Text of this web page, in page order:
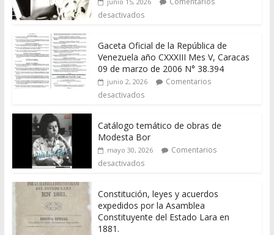
desactivados
Gaceta Oficial de la República de
Venezuela año CXXXIII Mes V, Caracas
09 de marzo de 2006 N° 38.394
junio 2, 2026
Comentarios
desactivados
Catálogo temático de obras de
Modesta Bor
mayo 30, 2026
Comentarios
desactivados
Constitución, leyes y acuerdos
expedidos por la Asamblea
Constituyente del Estado Lara en
1881.